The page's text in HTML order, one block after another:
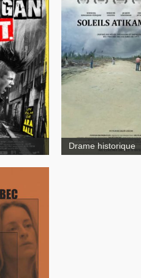
Avant les rues
Drame historique